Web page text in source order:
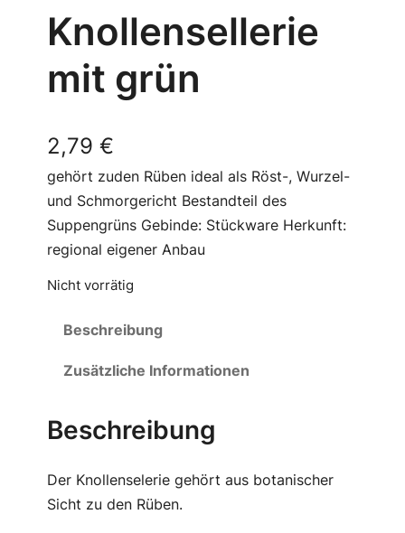
Knollensellerie
mit grün
2,79 €
gehört zuden Rüben ideal als Röst-, Wurzel-
und Schmorgericht Bestandteil des
Suppengrüns Gebinde: Stückware Herkunft:
regional eigener Anbau
Nicht vorrätig
Beschreibung
Zusätzliche Informationen
Beschreibung
Der Knollenselerie gehört aus botanischer
Sicht zu den Rüben.